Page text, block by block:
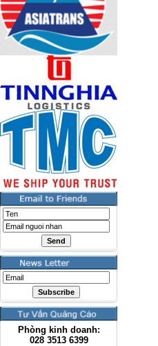
Phòng kinh doanh:
028 3513 6399